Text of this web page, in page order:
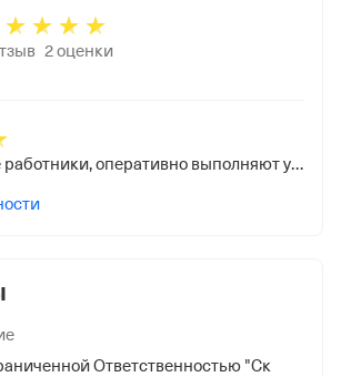
Ответственностью "Ск
2оценки
Ответственные работники, оперативно выполняют условия по договору!